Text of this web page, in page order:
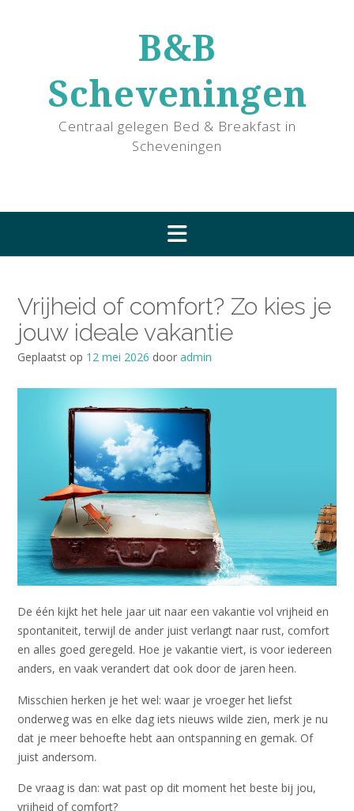
B&B
Scheveningen
Centraal gelegen Bed & Breakfast in
Scheveningen
Vrijheid of comfort? Zo kies je
jouw ideale vakantie
Geplaatst op 12 mei 2026 door admin
De één kijkt het hele jaar uit naar een vakantie vol vrijheid en
spontaniteit, terwijl de ander juist verlangt naar rust, comfort
en alles goed geregeld. Hoe je vakantie viert, is voor iedereen
anders, en vaak verandert dat ook door de jaren heen.
Misschien herken je het wel: waar je vroeger het liefst
onderweg was en elke dag iets nieuws wilde zien, merk je nu
dat je meer behoefte hebt aan ontspanning en gemak. Of
juist andersom.
De vraag is dan: wat past op dit moment het beste bij jou,
vrijheid of comfort?